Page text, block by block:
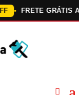
FRETE GRÁTIS ACIMA